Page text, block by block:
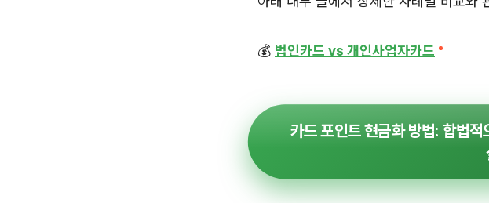
💰 법인카드 vs 개인사업자카드
카드 포인트 현금화 방법: 합법